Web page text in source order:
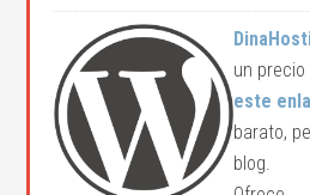
un
este
barato,
blog.